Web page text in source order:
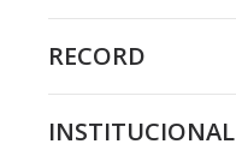
RECORD
INSTITUCIONAL